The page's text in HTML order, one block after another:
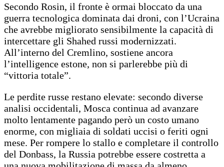
Secondo Rosin, il fronte è ormai bloccato da una
guerra tecnologica dominata dai droni, con l’Ucraina
che avrebbe migliorato sensibilmente la capacità di
intercettare gli Shahed russi modernizzati.
All’interno del Cremlino, sostiene ancora
l’intelligence estone, non si parlerebbe più di
“vittoria totale”.
Le perdite russe restano elevate: secondo diverse
analisi occidentali, Mosca continua ad avanzare
molto lentamente pagando però un costo umano
enorme, con migliaia di soldati uccisi o feriti ogni
mese. Per rompere lo stallo e completare il controllo
del Donbass, la Russia potrebbe essere costretta a